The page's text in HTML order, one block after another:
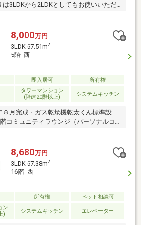
は3LDKから2LDKとしてもお使いいただ
環境、お部屋の広さや空間の心地よさ
でご体感ください♪ご家族の暮らしに合
、より具体的にイメージしていただける
ぜひ住まい選びのひとつの参考として、
学ください。お買い物には、あべのハル
キューズモールが便利です♪お散歩に
や天王寺動物園、総本山四天王寺など、
べる充実した住環境です。◎聖和小学校
◎天王寺中学校まで徒歩8分
8,000万円
3LDK 67.51m2
5階 西
即入居可 所有権
タワーマンション
(階建20階以上)
システムキッチン
８月完成・ガス乾燥機乾太くん標準設
コミュニティラウンジ（パーソナルコ
飼育可能（規約制限有）・バルコニー面
ーのSR面積1.16㎡を含
8,680万円
3LDK 67.38m2
16階 西
所有権
ペット相談可
ン
)
システムキッチン エレベーター